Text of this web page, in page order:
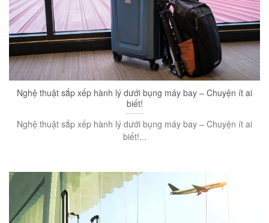
Nghệ thuật sắp xếp hành lý dưới bụng máy bay – Chuyện ít ai
biết!
Nghệ thuật sắp xếp hành lý dưới bụng máy bay – Chuyện ít ai
biết!...